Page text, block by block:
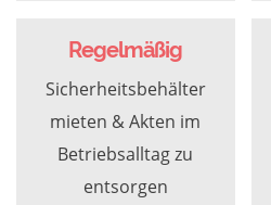
Regelmäßig
Sicherheitsbehälter
mieten & Akten im
Betriebsalltag zu
entsorgen